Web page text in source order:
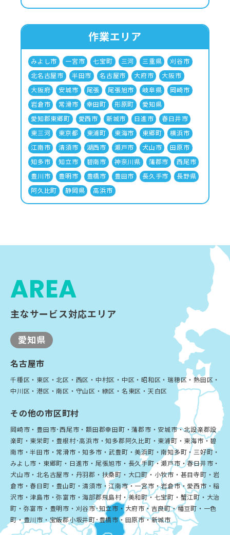
作業エリア
みよし市 一宮市 七宝町 三河 三重県
刈谷市
北名古屋市
半田市 名古屋市 大府市
大阪市
大阪府
安城市 尾張 尾張旭市 岐阜県
岡崎市
岩倉市
常滑市 幸田町 形原町
愛知県
愛知郡東郷町
愛西市 新城市 日進市
春日井市
東三河
東京都 東浦町 東海市 東郷町
横浜市
江南市
清須市 湖西市 瀬戸市 犬山市
田原市
知多市
知立市 碧南市 神奈川県 蒲郡市
西尾市
豊川市
豊明市 豊橋市 豊田市 長久手市
長野県
阿久比町
静岡県 高浜市
AREA
主なサービス対応エリア
愛知県
名古屋市
千種区・東区・北区・西区・中村区・中区・昭和区・瑞穂区・熱田区・
中川区・港区・南区・守山区・緑区・名東区・天白区
その他の市区町村
岡崎市・豊田市･西尾市・額田郡幸田町・蒲郡市・安城市・北設楽郡設
楽町・東栄町・豊根村･高浜市・知多郡阿久比町・東浦町・東海市・碧
南市・半田市・常滑市・知多市・武豊町・美浜町・南知多町・三好町・
みよし市・東郷町・日進市・尾張旭市・長久手町・瀬戸市・春日井市・
犬山市・北名古屋市・丹羽郡・扶桑町・大口町・小牧市・甚目寺町・岩
倉市・春日町・豊山町・清須市・江南市・一宮市・岩倉市・愛西市・稲
沢市・津島市・弥富市・海部郡飛島村・美和町・七宝町・蟹江町・大治
町・弥富市・豊明市・刈谷市･知立市・大府市・吉良町・幡豆町・一色
町・豊川市・宝飯郡小坂井町･豊橋市・田原市・新城市